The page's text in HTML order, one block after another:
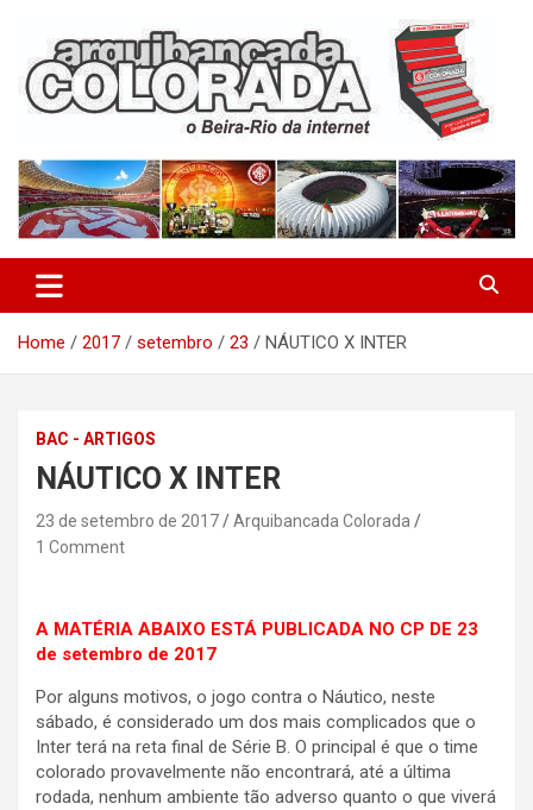
content
Arquibancada Colorada
Home 2017 setembro 23 NÁUTICO X INTER
BAC - ARTIGOS
NÁUTICO X INTER
23 de setembro de 2017
Arquibancada Colorada
1 Comment
A MATÉRIA ABAIXO ESTÁ PUBLICADA NO CP DE 23
de setembro de 2017
Por alguns motivos, o jogo contra o Náutico, neste
sábado, é considerado um dos mais complicados que o
Inter terá na reta final de Série B. O principal é que o time
colorado provavelmente não encontrará, até a última
rodada, nenhum ambiente tão adverso quanto o que viverá